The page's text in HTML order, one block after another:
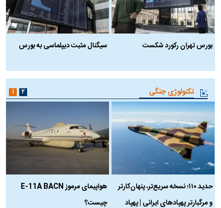
بورس تهران رکورد شکست
سیگنال مثبت دیپلماسی به بورس
تکنولوژی جنگی
حدید ۱۱۰؛ نسخه سریع‌تر، پنهان‌کارتر
و مرگبارتر پهپادهای ایرانی | پهپاد
هواپیمای مرموز E-11A BACN
چیست؟
۱ ۲